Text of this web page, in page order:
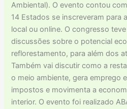
Ambiental). O evento contou
14 Estados se inscreveram para
local ou online. O congresso
discussões sobre o potencial
reflorestamento, para além dos
Também vai discutir como a
o meio ambiente, gera emprego
impostos e movimenta a
interior. O evento foi realizado